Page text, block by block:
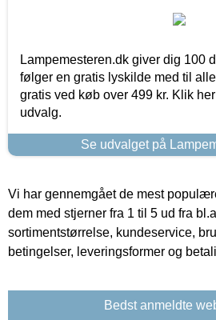
Lampemesteren.dk giver dig 100
følger en gratis lyskilde med til
gratis ved køb over 499 kr. Klik
udvalg.
Se udvalget på
Vi har gennemgået de mest
dem med stjerner fra 1 til 5 ud fra
sortimentstørrelse, kundeservice,
betingelser, leveringsformer og
Bedst anmeldte